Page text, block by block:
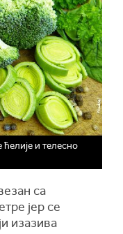
и телесно
са
јер се
изазива